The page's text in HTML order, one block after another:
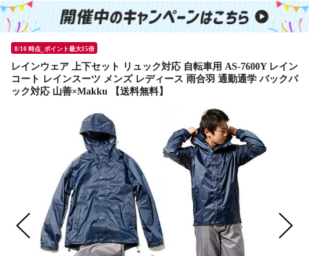
8/10 時点_ポイント最大15倍
レインウェア 上下セット リュック対応 自転車用 AS-7600Y レイン
コート レインスーツ メンズ レディース 雨合羽 通勤通学 バックパ
ック対応 山善×Makku 【送料無料】